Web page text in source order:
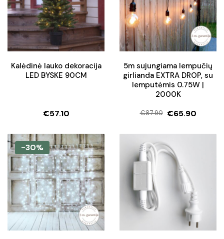
Kalėdinė lauko dekoracija
LED BYSKE 90CM
€57.10
5m sujungiama lempučių
girlianda EXTRA DROP, su
lemputėmis 0.75W |
2000K
€87.90
Original
price
was:
€87.90.
€65.90
Current
price
is:
€65.90.
-30%